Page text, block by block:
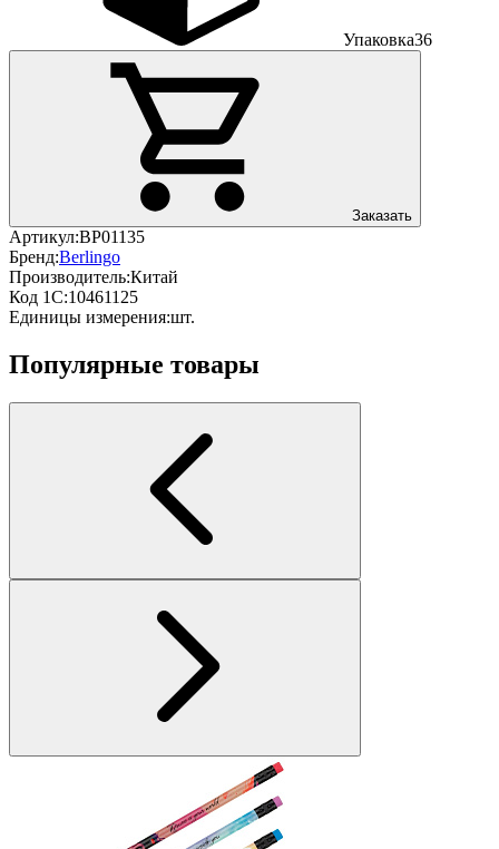
Упаковка36
Заказать
Артикул:BP01135
Бренд:Berlingo
Производитель:Китай
Код 1С:10461125
Единицы измерения:шт.
Популярные товары